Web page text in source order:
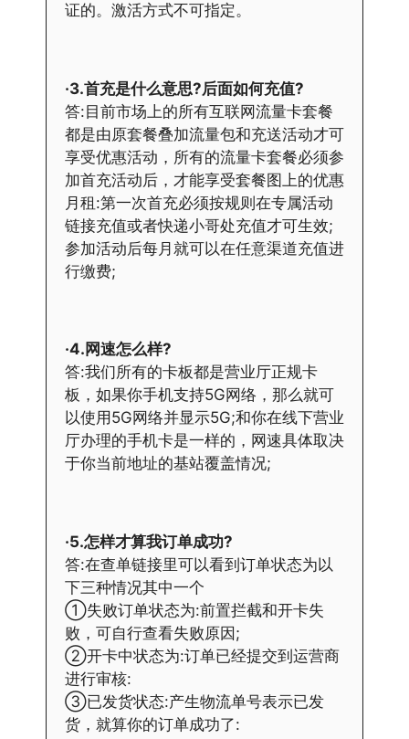
证的。激活方式不可指定。
·3.首充是什么意思?后面如何充值?
答:目前市场上的所有互联网流量卡套餐
都是由原套餐叠加流量包和充送活动才可
享受优惠活动，所有的流量卡套餐必须参
加首充活动后，才能享受套餐图上的优惠
月租:第一次首充必须按规则在专属活动
链接充值或者快递小哥处充值才可生效;
参加活动后每月就可以在任意渠道充值进
行缴费;
·4.网速怎么样?
答:我们所有的卡板都是营业厅正规卡
板，如果你手机支持5G网络，那么就可
以使用5G网络并显示5G;和你在线下营业
厅办理的手机卡是一样的，网速具体取决
于你当前地址的基站覆盖情况;
·5.怎样才算我订单成功?
答:在查单链接里可以看到订单状态为以
下三种情况其中一个
①失败订单状态为:前置拦截和开卡失
败，可自行查看失败原因;
②开卡中状态为:订单已经提交到运营商
进行审核:
③已发货状态:产生物流单号表示已发
货，就算你的订单成功了: